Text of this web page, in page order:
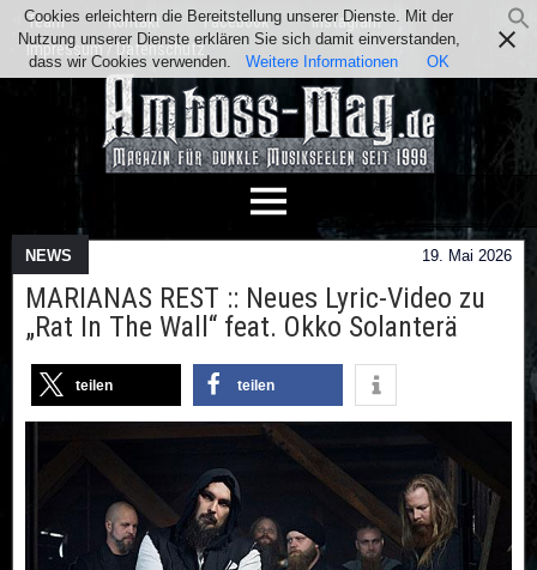
Team Kontakt Facebook
Instagram
Impressum / Datenschutz
NEWS 19. Mai 2026
MARIANAS REST :: Neues Lyric-Video zu
„Rat In The Wall“ feat. Okko Solanterä
teilen teilen
Cookies erleichtern die Bereitstellung unserer Dienste. Mit der
Nutzung unserer Dienste erklären Sie sich damit einverstanden,
dass wir Cookies verwenden.
Weitere Informationen OK